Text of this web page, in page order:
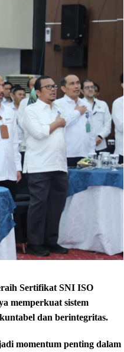
Sertifikat SNI ISO
memperkuat sistem
dan berintegritas.
momentum penting dalam